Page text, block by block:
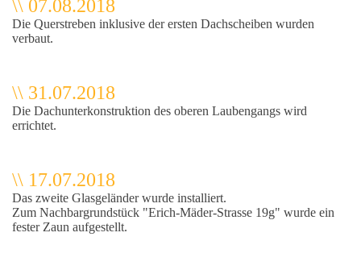
\\ 07.08.2018
Die Querstreben inklusive der ersten Dachscheiben wurden
verbaut.
\\ 31.07.2018
Die Dachunterkonstruktion des oberen Laubengangs wird
errichtet.
\\ 17.07.2018
Das zweite Glasgeländer wurde installiert.
Zum Nachbargrundstück "Erich-Mäder-Strasse 19g" wurde ein
fester Zaun aufgestellt.